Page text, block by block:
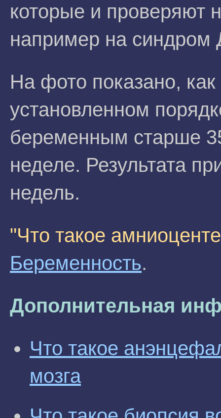
которые и проверяют
например на синдром
На фото показано,
установленном
беременным старше
неделе. Результата
недель.
"Что такое
Беременность.
Дополнительная
Что такое
мозга